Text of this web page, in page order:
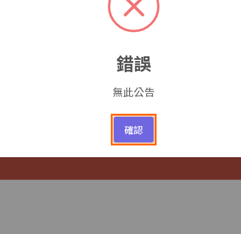
位介紹 申請成為運用單位
申請成為運用單位
錯誤
無此公告
確認